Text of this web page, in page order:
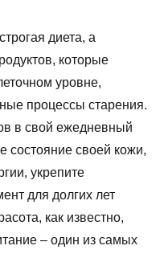
диета, а
которые
уровне,
процессы старения.
в свой ежедневный
состояние своей кожи,
укрепите
для долгих лет
как известно,
– один из самых